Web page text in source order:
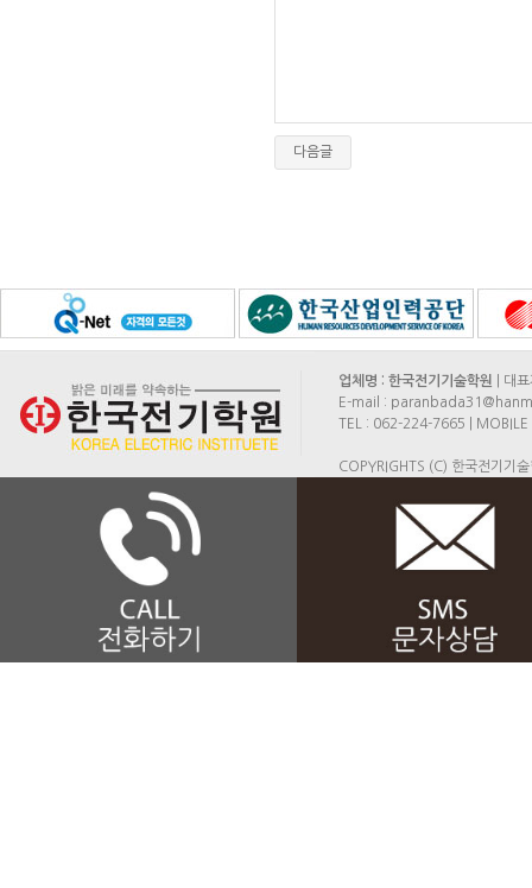
다음글
업체명 : 한국전기기술학원
| 대
E-mail :
TEL : 062-224-7665 | MOBILE
COPYRIGHTS (C) 한국전기기